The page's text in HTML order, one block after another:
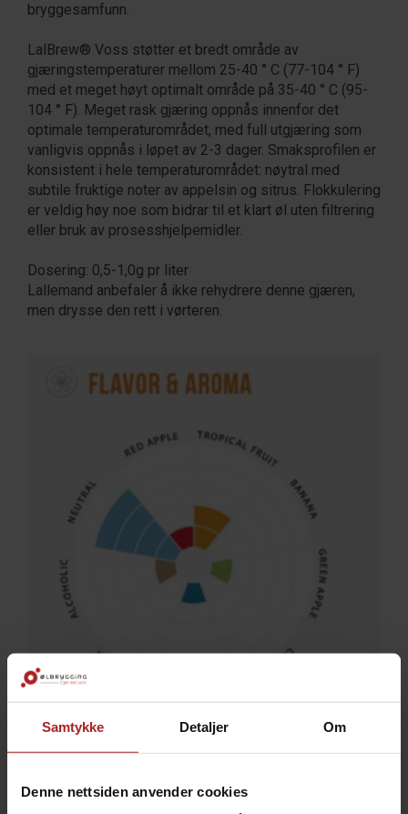
Samtykke Detaljer Om
Denne nettsiden anvender cookies
bryggesamfunn.
LalBrew® Voss støtter et bredt område av
gjæringstemperaturer mellom 25-40 ° C (77-104 ° F)
med et meget høyt optimalt område på 35-40 ° C (95-
104 ° F). Meget rask gjæring oppnås innenfor det
optimale temperaturområdet, med full utgjæring som
vanligvis oppnås i løpet av 2-3 dager. Smaksprofilen er
konsistent i hele temperaturområdet: nøytral med
subtile fruktige noter av appelsin og sitrus. Flokkulering
er veldig høy noe som bidrar til et klart øl uten filtrering
eller bruk av prosesshjelpemidler.
Dosering: 0,5-1,0g pr liter
Lallemand anbefaler å ikke rehydrere denne gjæren,
men drysse den rett i vørteren.